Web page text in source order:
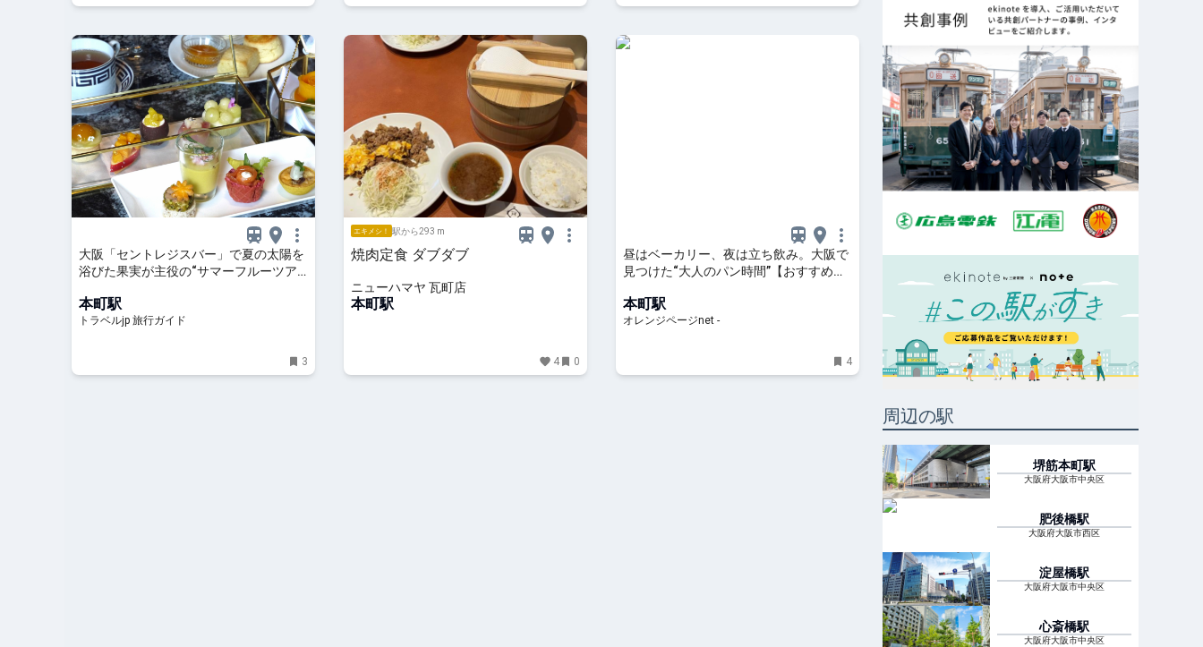
大阪「セントレジスバー」で夏の太陽を
浴びた果実が主役の“サマーフルーツア
旅行ガイド
本町駅
トラベルjp 旅行ガイド
3
エキメシ！ 駅から293 m
焼肉定食 ダブダブ
ニューハマヤ 瓦町店
本町駅
4 0
昼はベーカリー、夜は立ち飲み。大阪で
見つけた“大人のパン時間”【おすすめパ
ジnet
本町駅
オレンジページnet -
4
周辺の駅
堺筋本町駅
大阪府大阪市中央区
肥後橋駅
大阪府大阪市西区
淀屋橋駅
大阪府大阪市中央区
心斎橋駅
大阪府大阪市中央区